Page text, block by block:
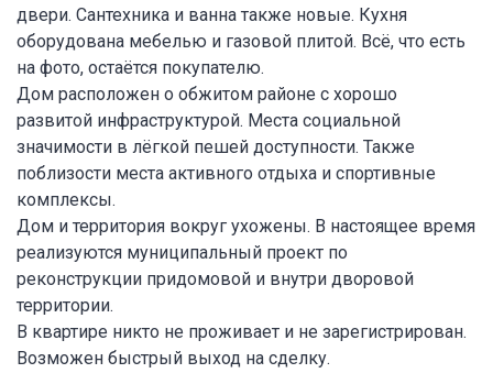
двери. Сантехника и ванна также новые. Кухня
оборудована мебелью и газовой плитой. Всё, что есть
на фото, остаётся покупателю.
Дом расположен о обжитом районе с хорошо
развитой инфраструктурой. Места социальной
значимости в лёгкой пешей доступности. Также
поблизости места активного отдыха и спортивные
комплексы.
Дом и территория вокруг ухожены. В настоящее время
реализуются муниципальный проект по
реконструкции придомовой и внутри дворовой
территории.
В квартире никто не проживает и не зарегистрирован.
Возможен быстрый выход на сделку.